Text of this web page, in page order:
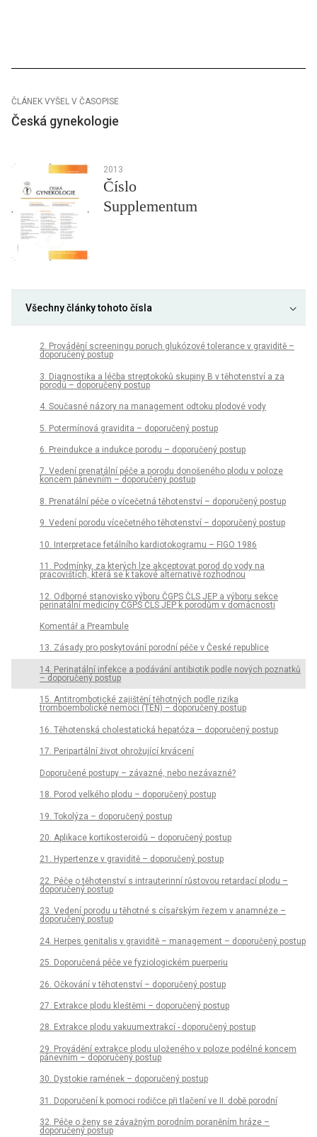
ČLÁNEK VYŠEL V ČASOPISE
Česká gynekologie
2013
Číslo
Supplementum
Všechny články tohoto čísla
2. Provádění screeningu poruch glukózové tolerance v graviditě –
doporučený postup
3. Diagnostika a léčba streptokoků skupiny B v těhotenství a za
porodu – doporučený postup
4. Současné názory na management odtoku plodové vody
5. Potermínová gravidita – doporučený postup
6. Preindukce a indukce porodu – doporučený postup
7. Vedení prenatální péče a porodu donošeného plodu v poloze
koncem pánevním – doporučený postup
8. Prenatální péče o vícečetná těhotenství – doporučený postup
9. Vedení porodu vícečetného těhotenství – doporučený postup
10. Interpretace fetálního kardiotokogramu – FIGO 1986
11. Podmínky, za kterých lze akceptovat porod do vody na
pracovištích, která se k takové alternativě rozhodnou
12. Odborné stanovisko výboru ČGPS ČLS JEP a výboru sekce
perinatální medicíny ČGPS ČLS JEP k porodům v domácnosti
Komentář a Preambule
13. Zásady pro poskytování porodní péče v České republice
14. Perinatální infekce a podávání antibiotik podle nových poznatků
– doporučený postup
15. Antitrombotické zajištění těhotných podle rizika
tromboembolické nemoci (TEN) – doporučený postup
16. Těhotenská cholestatická hepatóza – doporučený postup
17. Peripartální život ohrožující krvácení
Doporučené postupy – závazné, nebo nezávazné?
18. Porod velkého plodu – doporučený postup
19. Tokolýza – doporučený postup
20. Aplikace kortikosteroidů – doporučený postup
21. Hypertenze v graviditě – doporučený postup
22. Péče o těhotenství s intrauterinní růstovou retardací plodu –
doporučený postup
23. Vedení porodu u těhotné s císařským řezem v anamnéze –
doporučený postup
24. Herpes genitalis v graviditě – management – doporučený postup
25. Doporučená péče ve fyziologickém puerperiu
26. Očkování v těhotenství – doporučený postup
27. Extrakce plodu kleštěmi – doporučený postup
28. Extrakce plodu vakuumextrakcí - doporučený postup
29. Provádění extrakce plodu uloženého v poloze podélné koncem
pánevním – doporučený postup
30. Dystokie ramének – doporučený postup
31. Doporučení k pomoci rodičce při tlačení ve II. době porodní
32. Péče o ženy se závažným porodním poraněním hráze –
doporučený postup